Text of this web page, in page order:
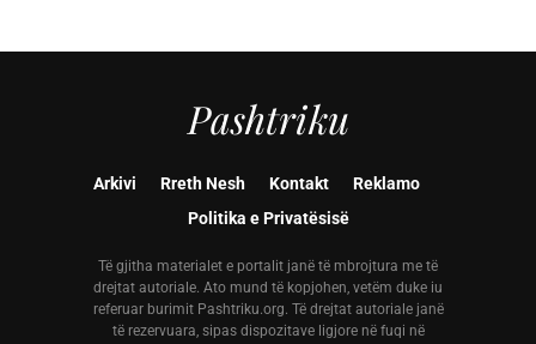
Pashtriku
Arkivi Rreth Nesh Kontakt
Reklamo
Politika e Privatësisë
Të gjitha materialet e portalit janë të mbrojtura me të
drejtat autoriale. Ato mund të kopjohen, vetëm duke iu
referuar burimit Pashtriku.org. Të drejtat autoriale janë
të rezervuara, sipas dispozitave ligjore në fuqi në